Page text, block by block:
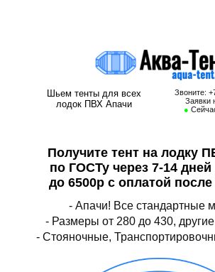
Шьем тенты для всех
лодок ПВХ Апачи
Звоните:
Заявки
●
Получите тент на лодку
по ГОСТу через 7-14 дней
до 6500р с оплатой
- Апачи! Все стандартные
- Размеры от 280 до 430, другие
- Стояночные,